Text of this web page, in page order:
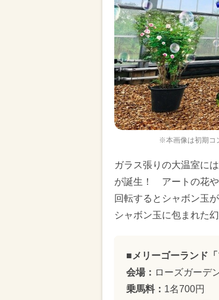
※本画像は初期コ
ガラス張りの大温室に
が誕生！ アートの花や
回転するとシャボン玉
シャボン玉に包まれた
■メリーゴーランド「
会場： ローズガーデ
乗馬料： 1名700円